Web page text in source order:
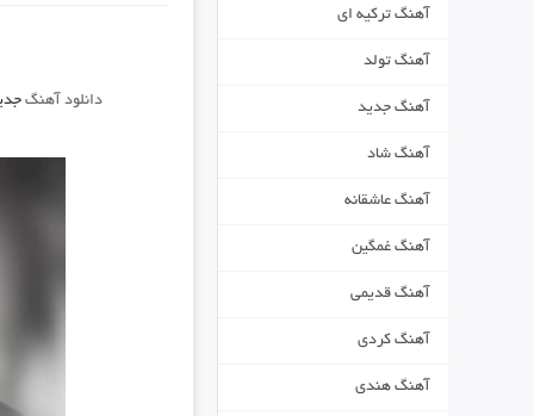
دانلود آهنگ
آهنگ ترکیه ای
آهنگ تولد
آهنگ جدید
آهنگ شاد
آهنگ عاشقانه
آهنگ غمگین
آهنگ قدیمی
آهنگ کردی
آهنگ هندی